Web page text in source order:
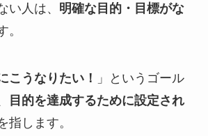
い人は、 明確な目的・目標がな
。
こうなりたい！
」というゴール
目的を達成するために設定され
指します。